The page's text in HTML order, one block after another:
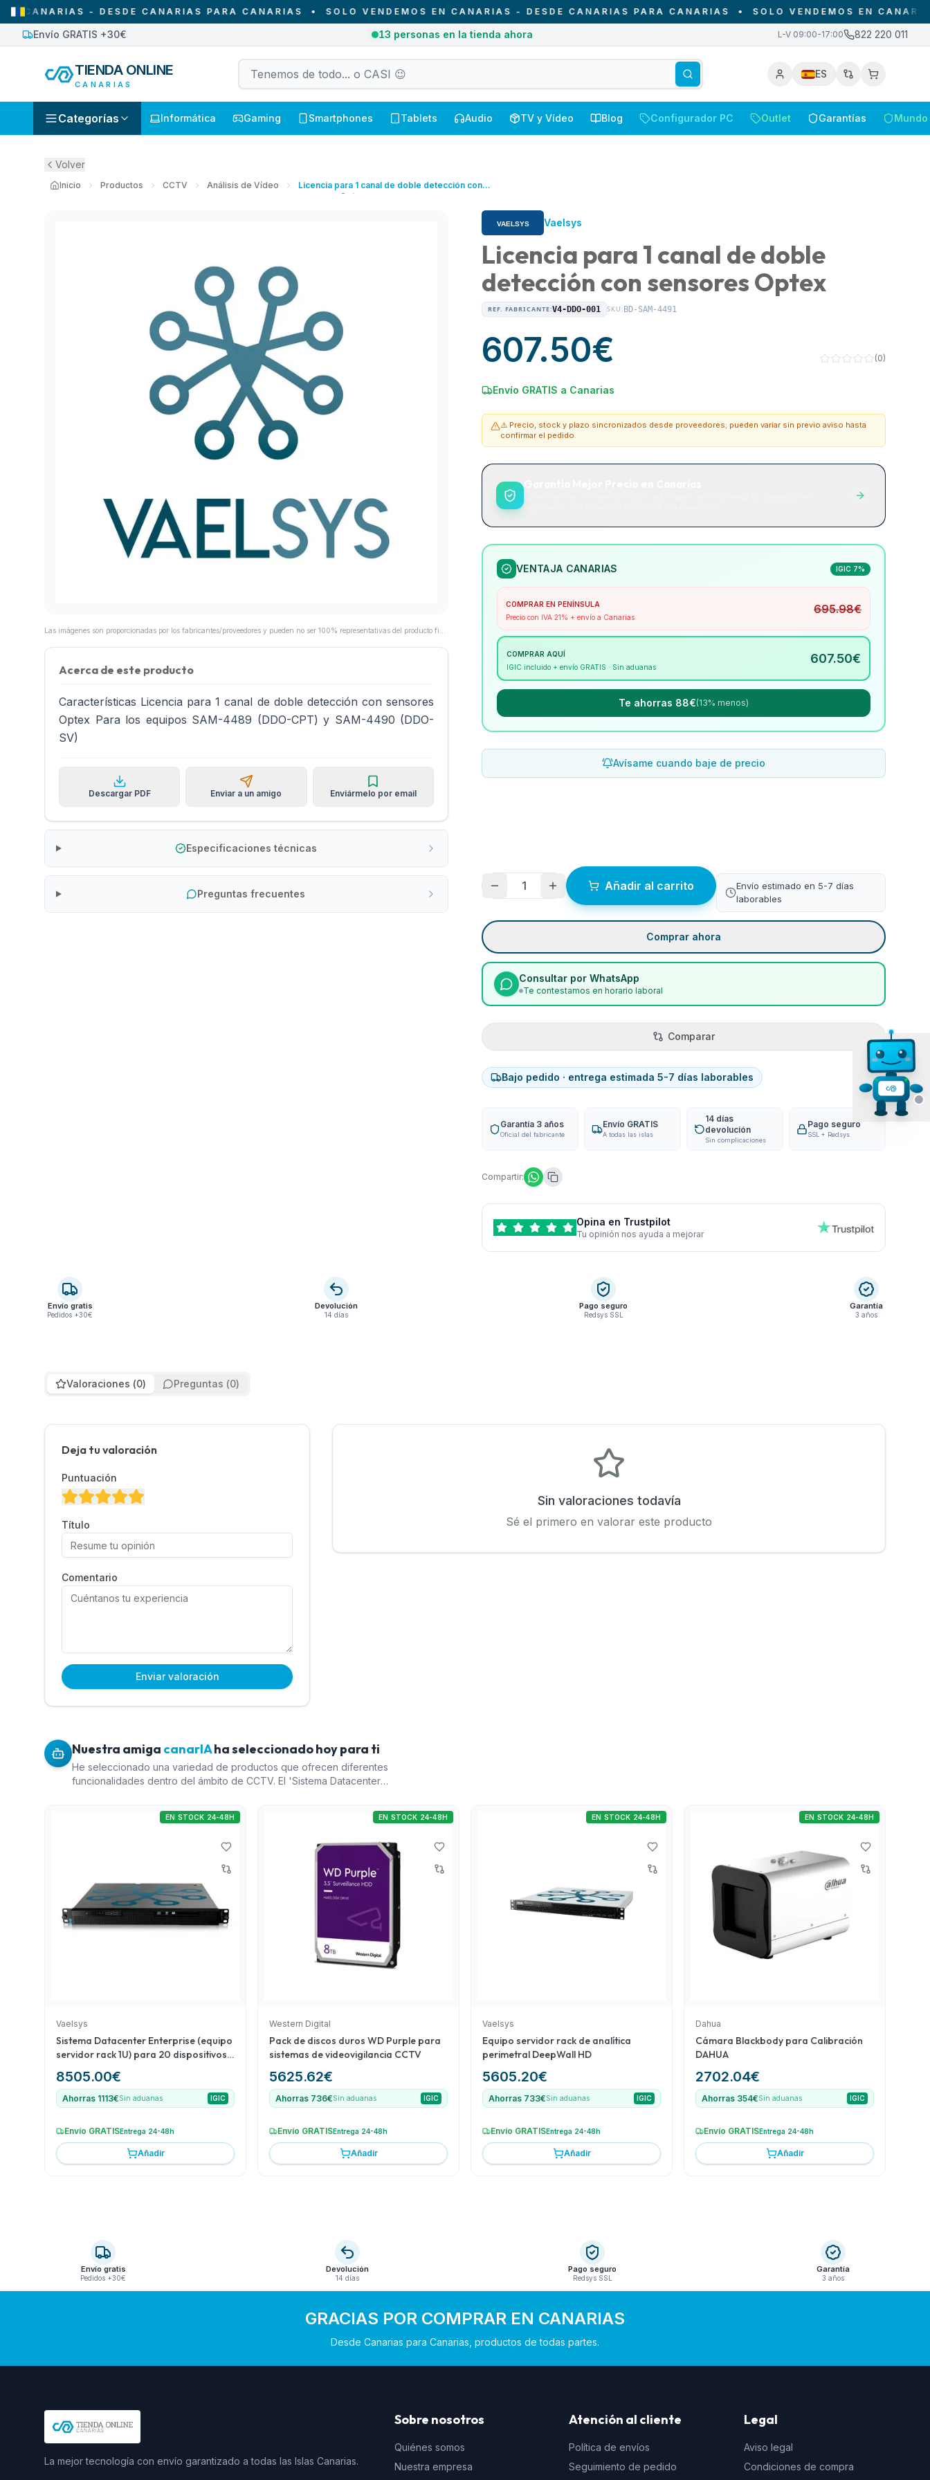
- DESDE CANARIAS PARA CANARIAS•SOLO VENDEMOS EN CANARIAS - DESDE CANARIAS PARA CANARIAS•SOLO VENDEMOS EN CANARIAS -
Envío GRATIS +30€ pedidos entregados hoy en Canarias L-V 09:00-17:00 822 220 011
TIENDA ONLINE
CANARIAS
ES
Categorías Informática Gaming Smartphones Tablets Audio TV y Vídeo Blog Configurador PC Outlet Garantías
Volver
Inicio Productos CCTV Análisis de Vídeo
Licencia para 1 canal de doble detección con
sensores Optex
Acerca de este producto
Características Licencia para 1 canal de doble detección con sensores
Optex Para los equipos SAM-4489 (DDO-CPT) y SAM-4490 (DDO-
SV)
Descargar PDF Enviar a un amigo Enviármelo por email
Especificaciones técnicas
Preguntas frecuentes
Vaelsys
Licencia para 1 canal de doble
detección con sensores Optex
REF. FABRICANTE:V4-DDO-001 SKU: BD-SAM-4491
607.50€ (0)
Envío GRATIS a Canarias
⚠️ Precio, stock y plazo sincronizados desde proveedores; pueden variar sin previo aviso hasta
confirmar el pedido.
VENTAJA CANARIAS IGIC 7%
COMPRAR EN PENÍNSULA
Precio con IVA 21% + envío a Canarias
695.98€
COMPRAR AQUÍ
IGIC incluido + envío GRATIS · Sin aduanas
607.50€
Te ahorras 88€(13% menos)
Avísame cuando baje de precio
1 Añadir al carrito
Envío estimado en 5-7 días
laborables
Comprar ahora
Consultar por WhatsApp
Te contestamos en horario laboral
Comparar
Bajo pedido · entrega estimada 5-7 días laborables
Garantía 3 años
Oficial del fabricante
Envío GRATIS
A todas las islas
14 días
devolución
Sin complicaciones
Pago seguro
SSL + Redsys
Compartir:
Opina en Trustpilot
Tu opinión nos ayuda a mejorar
Envío gratis
Pedidos +30€
Devolución
14 días
Pago seguro
Redsys SSL
Garantía
3 años
Valoraciones (0) Preguntas (0)
Deja tu valoración
Puntuación
Título
Comentario
Enviar valoración
Sin valoraciones todavía
Sé el primero en valorar este producto
Nuestra amiga canarIAha seleccionado hoy para ti
He seleccionado una variedad de productos que ofrecen diferentes
funcionalidades dentro del ámbito de CCTV. El 'Sistema Datacenter
200 dispositivos, lo cual le da flexibilidad. El 'Pack de discos duros WD
Purple' (índice 4) es esencial para el almacenamiento, siendo Western Digital
analítica perimetral DeepWall HD' (índice 5) proporciona capacidades
avanzadas de análisis perimetral. Finalmente, la 'Cámara Blackbody para
Calibración DAHUA' (índice 18) incluye una marca distinta, Dahua, para la
calibración de sistemas, proporcionando así variedad de marcas y utilidad
complementaria.
Vaelsys
Sistema Datacenter Enterprise (equipo
servidor rack 1U) para 20 dispositivos
8505.00€
EN STOCK 24-48H
Ahorras 1113€Sin aduanas IGIC
Envío GRATISEntrega 24-48h
Añadir
Western Digital
Pack de discos duros WD Purple para
sistemas de videovigilancia CCTV
5625.62€
EN STOCK 24-48H
Ahorras 736€Sin aduanas IGIC
Envío GRATISEntrega 24-48h
Añadir
Vaelsys
Equipo servidor rack de analítica
perimetral DeepWall HD
5605.20€
EN STOCK 24-48H
Ahorras 733€Sin aduanas IGIC
Envío GRATISEntrega 24-48h
Añadir
Dahua
Cámara Blackbody para Calibración
DAHUA
2702.04€
EN STOCK 24-48H
Ahorras 354€Sin aduanas IGIC
Envío GRATISEntrega 24-48h
Añadir
Envío gratis
Pedidos +30€
Devolución
14 días
Pago seguro
Redsys SSL
Garantía
3 años
GRACIAS POR COMPRAR EN CANARIAS
Desde Canarias para Canarias, productos de todas partes.
La mejor tecnología con envío garantizado a todas las Islas Canarias.
Sobre nosotros
Quiénes somos
Nuestra empresa
Atención al cliente
Política de envíos
Seguimiento de pedido
Legal
Aviso legal
Condiciones de compra